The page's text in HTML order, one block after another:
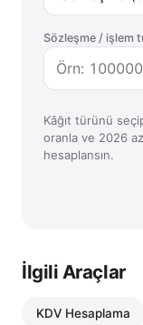
Sözleşme / işlem
Kâğıt türünü
oranla ve 2026
hesaplansın.
İlgili Araçlar
KDV Hesaplama